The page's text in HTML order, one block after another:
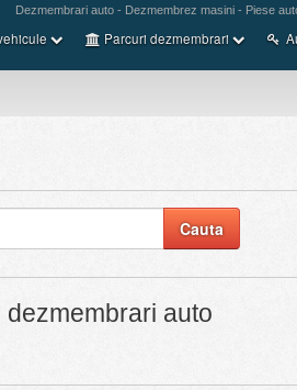
Dezmembrari auto - Dezmembrez masini - Piese
Parcuri dezmembrari
auto